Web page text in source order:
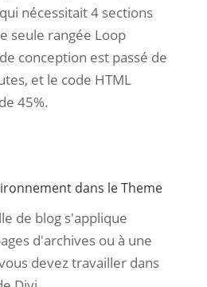
nécessitait 4 sections
seule rangée Loop
conception est passé de
et le code HTML
45%.
dans le Theme
de blog s'applique
d'archives ou à une
devez travailler dans